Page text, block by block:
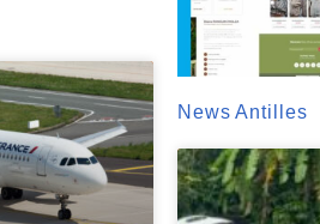
News Antilles